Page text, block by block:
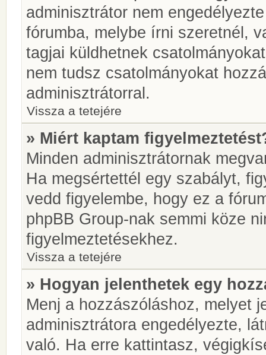
adminisztrátor nem
fórumba, melybe írni szeretnél,
tagjai küldhetnek
nem tudsz csatolmányokat
adminisztrátorral.
Vissza a tetejére
» Miért kaptam
Minden adminisztrátornak
Ha megsértettél egy szabályt,
vedd figyelembe, hogy ez a
phpBB Group-nak semmi köze
figyelmeztetésekhez.
Vissza a tetejére
» Hogyan jelenthetek egy
Menj a hozzászóláshoz, melyet
adminisztrátora engedélyezte,
való. Ha erre kattintasz,